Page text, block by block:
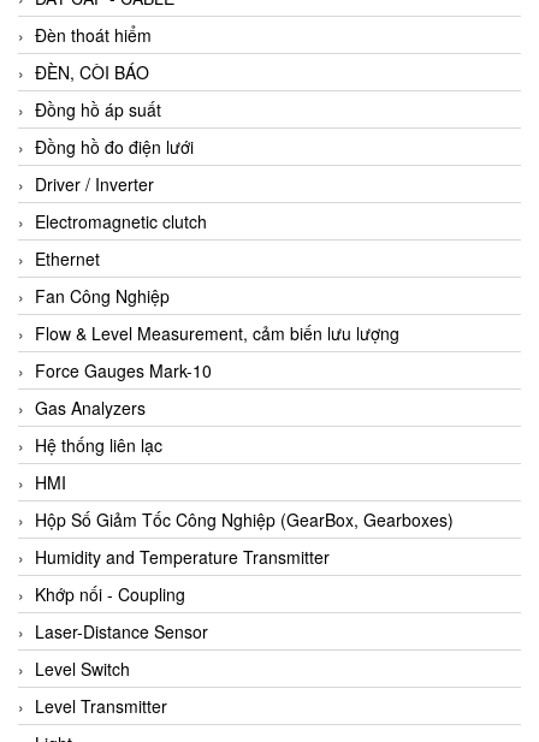
Đèn thoát hiểm
ĐÈN, CÒI BÁO
Đồng hồ áp suất
Đồng hồ đo điện lưới
Driver / Inverter
Electromagnetic clutch
Ethernet
Fan Công Nghiệp
Flow & Level Measurement, cảm biến lưu lượng
Force Gauges Mark-10
Gas Analyzers
Hệ thống liên lạc
HMI
Hộp Số Giảm Tốc Công Nghiệp (GearBox, Gearboxes)
Humidity and Temperature Transmitter
Khớp nối - Coupling
Laser-Distance Sensor
Level Switch
Level Transmitter